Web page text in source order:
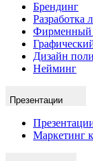
Брендинг
Разработка
Фирменный
Дизайн
Нейминг
Презентации
Маркетинг